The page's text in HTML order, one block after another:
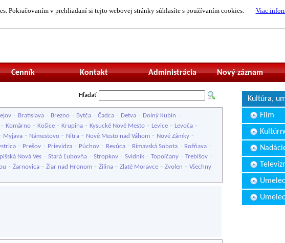
Pokračovaním v prehliadaní si tejto webovej stránky súhlasíte s používaním cookies. Viac
Nový záznam
Administrácia
Kontakt
Cenník
Hľadať
- Bratislava - Brezno - Bytča - Čadca - Detva - Dolný Kubín -
- Komárno - Košice - Krupina - Kysucké Nové Mesto - Levice - Levoča -
Myjava - Námestovo - Nitra - Nové Mesto nad Váhom - Nové Zámky -
- Prešov - Prievidza - Púchov - Revúca - Rimavská Sobota - Rožňava -
Nová Ves - Stará Ľubovňa - Stropkov - Svidník - Topoľčany - Trebišov -
- Žarnovica - Žiar nad Hronom - Žilina - Zlaté Moravce - Zvolen - Všechny
Kultúra,
Film